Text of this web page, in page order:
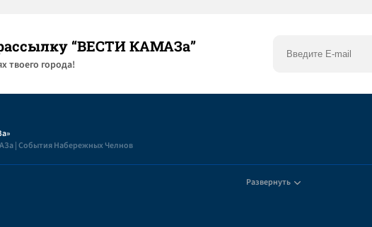
“ВЕСТИ КАМАЗа”
твоего города!
| События Набережных Челнов
Развернуть